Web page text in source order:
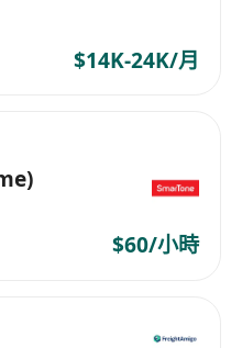
电费用）；
$14K-24K/月
$60/小時